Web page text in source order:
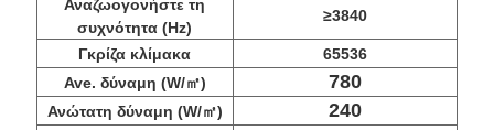
Αναζωογονήστε τη
συχνότητα (Hz)
≥3840
Γκρίζα κλίμακα
65536
Ave. δύναμη (W/㎡)
780
Ανώτατη δύναμη (W/㎡) 240